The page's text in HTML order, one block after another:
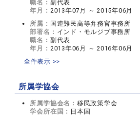
職名： 副代表
年月： 2013年07月 ～ 2015年06月
所属： 国連難民高等弁務官事務所
部署名： インド・モルジブ事務所
職名： 副代表
年月： 2013年06月 ～ 2016年06月
全件表示 >>
所属学協会
所属学協会名： 移民政策学会
学会所在国： 日本国